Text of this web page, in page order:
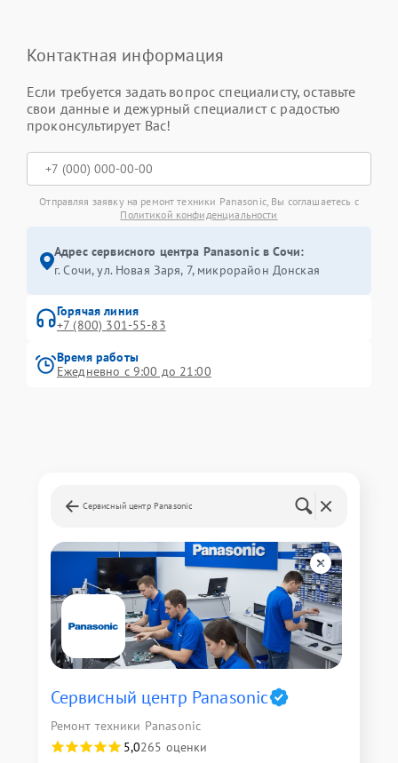
Контактная информация
Если требуется задать вопрос специалисту, оставьте
свои данные и дежурный специалист с радостью
проконсультирует Вас!
Отправляя заявку на ремонт техники Panasonic, Вы соглашаетесь с
Политикой конфиденциальности
Адрес сервисного центра Panasonic в Сочи:
г. Сочи, ул. Новая Заря, 7, микрорайон Донская
Горячая линия
+7 (800) 301-55-83
Время работы
Ежедневно с 9:00 до 21:00
Сервисный центр Panasonic
Сервисный центр Panasonic
Ремонт техники Panasonic
5,0265 оценки